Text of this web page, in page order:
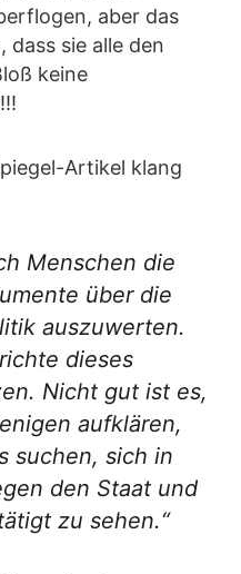
aber das
dass sie alle den
keine
Artikel klang
Menschen die
über die
auszuwerten.
dieses
Nicht gut ist es,
aufklären,
suchen, sich in
den Staat und
zu sehen.“